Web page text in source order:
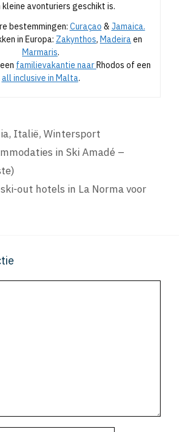
kleine avonturiers geschikt is.
bestemmingen: Curaçao & Jamaica.
in Europa: Zakynthos, Madeiraen
Marmaris.
familievakantie naarRhodos of een
all inclusive in Malta.
, Italië,Wintersport
in Ski Amadé –
out hotels in La Norma voor